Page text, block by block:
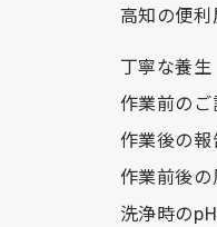
高知の便利
丁寧な養生
作業前のご
作業後の報
作業前後の
洗浄時の